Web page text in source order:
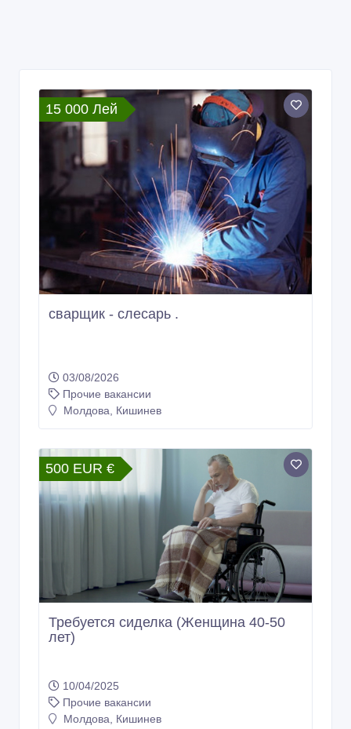
15 000 Лей
сварщик - слесарь .
03/08/2026
Прочие вакансии
Молдова, Кишинев
500 EUR €
Требуется сиделка (Женщина 40-50
лет)
10/04/2025
Прочие вакансии
Молдова, Кишинев